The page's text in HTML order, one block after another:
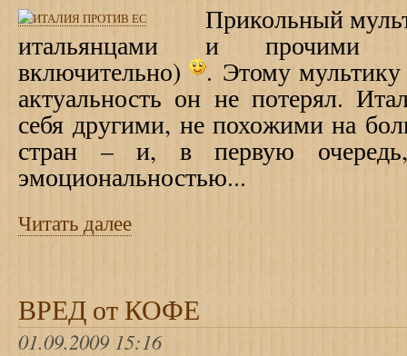
Прикольный
итальянцами и прочими
включительно) . Этому
актуальность он не потерял.
себя другими, не похожими на
стран – и, в первую
эмоциональностью...
Читать далее
ВРЕД от КОФЕ
01.09.2009 15:16